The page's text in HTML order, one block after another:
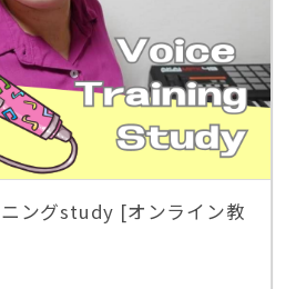
ングstudy [オンライン教